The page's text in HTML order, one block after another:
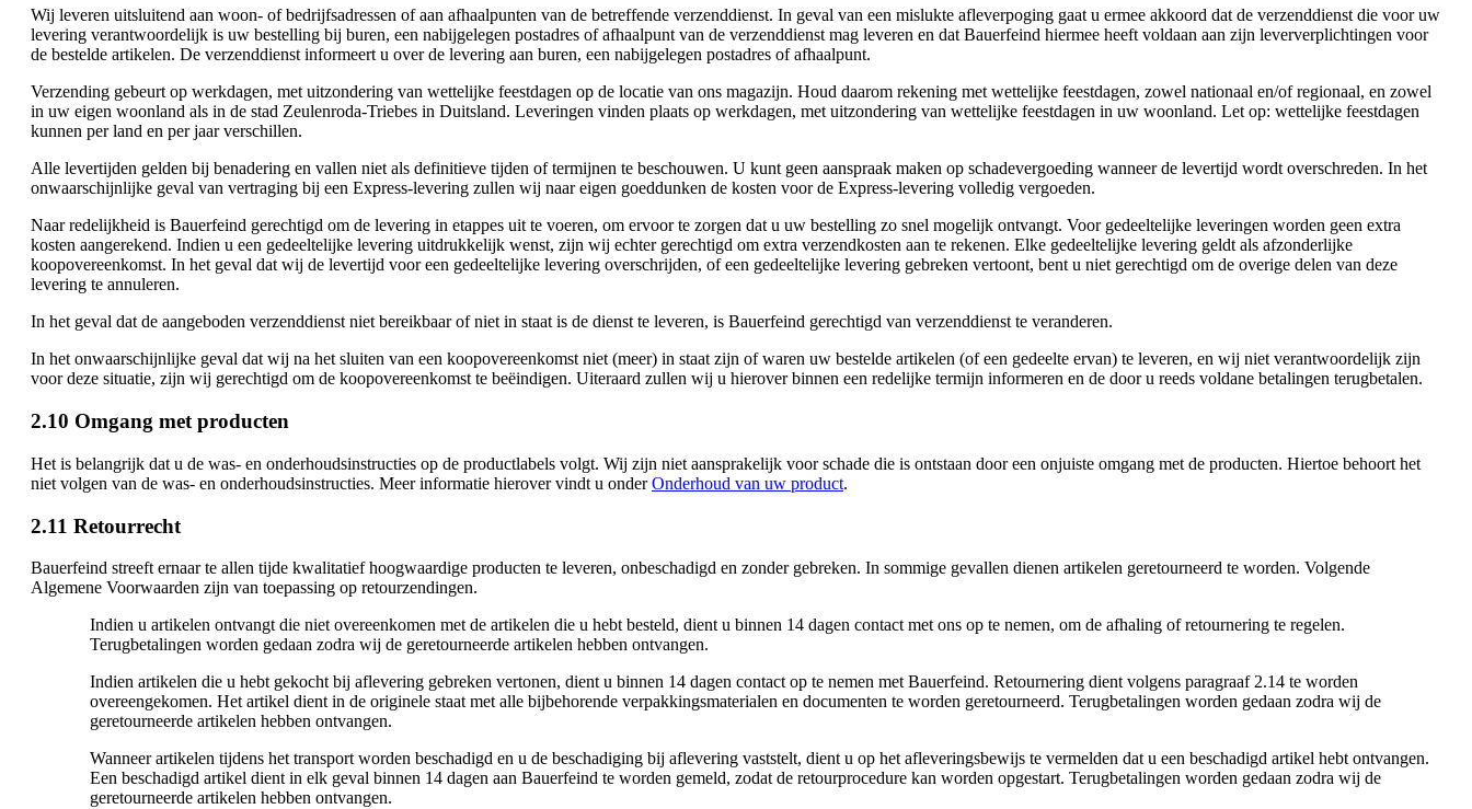
Wij leveren uitsluitend aan woon- of bedrijfsadressen of aan afhaalpunten van de betreffende verzenddienst. In geval van een mislukte afleverpoging gaat u ermee akkoord dat de verzenddienst die voor uw
levering verantwoordelijk is uw bestelling bij buren, een nabijgelegen postadres of afhaalpunt van de verzenddienst mag leveren en dat Bauerfeind hiermee heeft voldaan aan zijn leververplichtingen voor
de bestelde artikelen. De verzenddienst informeert u over de levering aan buren, een nabijgelegen postadres of afhaalpunt.
Verzending gebeurt op werkdagen, met uitzondering van wettelijke feestdagen op de locatie van ons magazijn. Houd daarom rekening met wettelijke feestdagen, zowel nationaal en/of regionaal, en zowel
in uw eigen woonland als in de stad Zeulenroda-Triebes in Duitsland. Leveringen vinden plaats op werkdagen, met uitzondering van wettelijke feestdagen in uw woonland. Let op: wettelijke feestdagen
kunnen per land en per jaar verschillen.
Alle levertijden gelden bij benadering en vallen niet als definitieve tijden of termijnen te beschouwen. U kunt geen aanspraak maken op schadevergoeding wanneer de levertijd wordt overschreden. In het
onwaarschijnlijke geval van vertraging bij een Express-levering zullen wij naar eigen goeddunken de kosten voor de Express-levering volledig vergoeden.
Naar redelijkheid is Bauerfeind gerechtigd om de levering in etappes uit te voeren, om ervoor te zorgen dat u uw bestelling zo snel mogelijk ontvangt. Voor gedeeltelijke leveringen worden geen extra
kosten aangerekend. Indien u een gedeeltelijke levering uitdrukkelijk wenst, zijn wij echter gerechtigd om extra verzendkosten aan te rekenen. Elke gedeeltelijke levering geldt als afzonderlijke
koopovereenkomst. In het geval dat wij de levertijd voor een gedeeltelijke levering overschrijden, of een gedeeltelijke levering gebreken vertoont, bent u niet gerechtigd om de overige delen van deze
levering te annuleren.
In het geval dat de aangeboden verzenddienst niet bereikbaar of niet in staat is de dienst te leveren, is Bauerfeind gerechtigd van verzenddienst te veranderen.
In het onwaarschijnlijke geval dat wij na het sluiten van een koopovereenkomst niet (meer) in staat zijn of waren uw bestelde artikelen (of een gedeelte ervan) te leveren, en wij niet verantwoordelijk zijn
voor deze situatie, zijn wij gerechtigd om de koopovereenkomst te beëindigen. Uiteraard zullen wij u hierover binnen een redelijke termijn informeren en de door u reeds voldane betalingen terugbetalen.
2.10 Omgang met producten
Het is belangrijk dat u de was- en onderhoudsinstructies op de productlabels volgt. Wij zijn niet aansprakelijk voor schade die is ontstaan door een onjuiste omgang met de producten. Hiertoe behoort het
niet volgen van de was- en onderhoudsinstructies. Meer informatie hierover vindt u onderOnderhoud van uw product.
2.11 Retourrecht
Bauerfeind streeft ernaar te allen tijde kwalitatief hoogwaardige producten te leveren, onbeschadigd en zonder gebreken. In sommige gevallen dienen artikelen geretourneerd te worden. Volgende
Algemene Voorwaarden zijn van toepassing op retourzendingen.
Indien u artikelen ontvangt die niet overeenkomen met de artikelen die u hebt besteld, dient u binnen 14 dagen contact met ons op te nemen, om de afhaling of retournering te regelen.
Terugbetalingen worden gedaan zodra wij de geretourneerde artikelen hebben ontvangen.
Indien artikelen die u hebt gekocht bij aflevering gebreken vertonen, dient u binnen 14 dagen contact op te nemen met Bauerfeind. Retournering dient volgens paragraaf 2.14 te worden
overeengekomen. Het artikel dient in de originele staat met alle bijbehorende verpakkingsmaterialen en documenten te worden geretourneerd. Terugbetalingen worden gedaan zodra wij de
geretourneerde artikelen hebben ontvangen.
Wanneer artikelen tijdens het transport worden beschadigd en u de beschadiging bij aflevering vaststelt, dient u op het afleveringsbewijs te vermelden dat u een beschadigd artikel hebt ontvangen.
Een beschadigd artikel dient in elk geval binnen 14 dagen aan Bauerfeind te worden gemeld, zodat de retourprocedure kan worden opgestart. Terugbetalingen worden gedaan zodra wij de
geretourneerde artikelen hebben ontvangen.